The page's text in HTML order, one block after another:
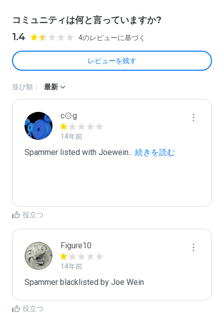
コミュニティは何と言っていますか?
1.4 4のレビューに基づく
レビューを残す
並び順： 最新
c۞g
14年前
Spammer listed with Joewein ... 続きを読む
役立つ
Figure10
14年前
Spammer blacklisted by Joe Wein
役立つ